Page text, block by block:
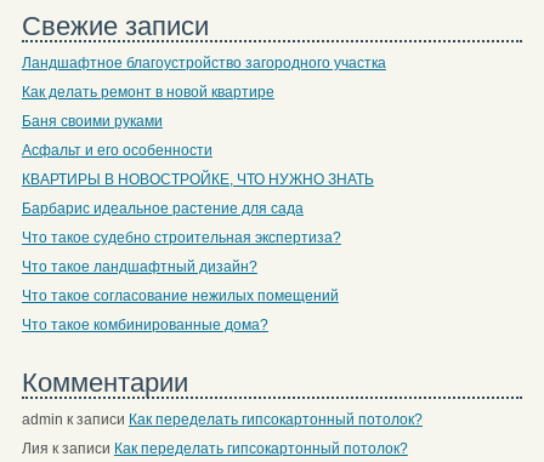
Свежие записи
Ландшафтное благоустройство загородного участка
Как делать ремонт в новой квартире
Баня своими руками
Асфальт и его особенности
КВАРТИРЫ В НОВОСТРОЙКЕ, ЧТО НУЖНО ЗНАТЬ
Барбарис идеальное растение для сада
Что такое судебно строительная экспертиза?
Что такое ландшафтный дизайн?
Что такое согласование нежилых помещений
Что такое комбинированные дома?
Комментарии
admin к записи Как переделать гипсокартонный потолок?
Лия к записи Как переделать гипсокартонный потолок?